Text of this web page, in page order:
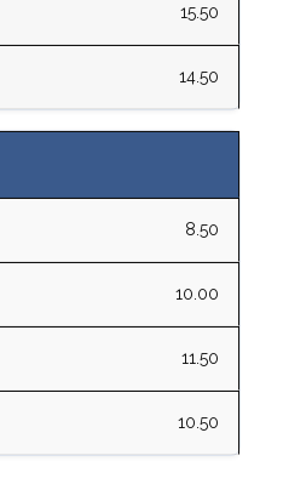
15.50
14.50
8.50
10.00
11.50
10.50